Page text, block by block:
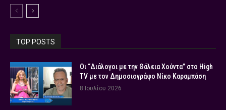
TOP POSTS
Οι “Διάλογοι με την Θάλεια Χούντα” στο High
TV με τον Δημοσιογράφο Νίκο Καραμπάση
8 Ιουλίου 2026